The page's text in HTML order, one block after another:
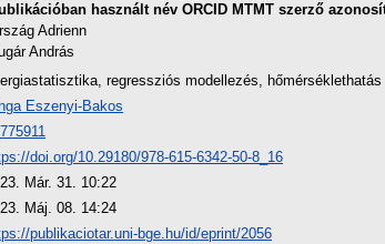
használt név ORCID MTMT szerző
Adrienn
András
regressziós modellezés, hőmérséklethatás
Eszenyi-Bakos
doi.org/10.29180/978-615-6342-50-8_16
Már. 31. 10:22
Máj. 08. 14:24
publikaciotar.uni-bge.hu/id/eprint/2056